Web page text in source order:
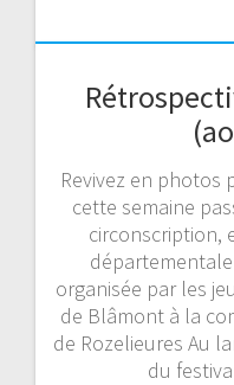
Revivez en photos
cette semaine
circonscription,
organisée par les
de Blâmont à la
de Rozelieures Au
du